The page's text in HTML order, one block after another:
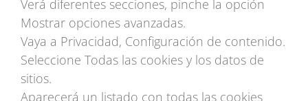
Verá diferentes secciones, pinche la opción
Mostrar opciones avanzadas.
Vaya a Privacidad, Configuración de contenido.
Seleccione Todas las cookies y los datos de
sitios.
Aparecerá un listado con todas las cookies